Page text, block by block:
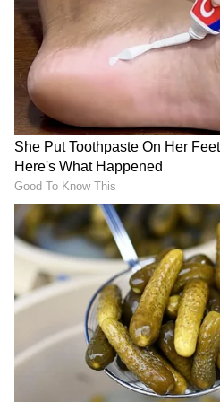
ರೀತಿ ವರ್ತಿಸಿದ್ದಾನೆ. ಈ ವೇಳೆ
ತೆರೆದಿದ್ದರು. ಆಗ ಮನೆಯ
ಹೊಟ್ಟೆಯಿಂದ ರಕ್ತ
ಗಾಯಗೊಂಡಿದ್ದಾನೆ ಎನ್ನುವುದು
ಮೇಲೆ ಯುವಕನ ತನ್ನ ಮೇಲಿದ್ದ
ಆರೋಪದಿಂದ
RECOMMENDED STORIES
ಕಾರವಾರ ಕದಂಬ ನೌಕಾನೆಲೆಯಲ್ಲಿ
ಐಎನ್‌ಎಸ್ ಮಾಲವನ್‌
ಕಾರ್ಯಾಚರಣೆ: ನೌಕೆಗೆ ಬಲ